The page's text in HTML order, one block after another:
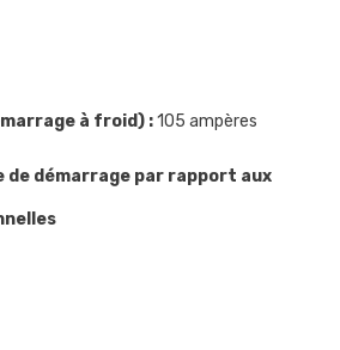
à froid) :105 ampères
de démarrage par rapport aux